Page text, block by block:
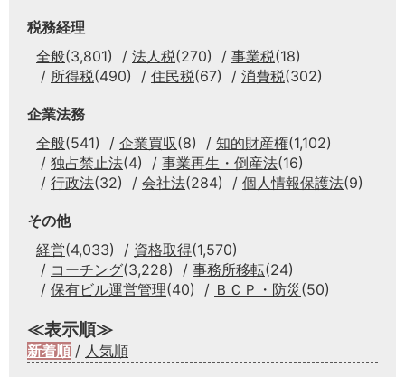
税務経理
全般(3,801) 法人税(270) 事業税(18)
所得税(490) 住民税(67) 消費税(302)
企業法務
全般(541) 企業買収(8) 知的財産権(1,102)
独占禁止法(4) 事業再生・倒産法(16)
行政法(32) 会社法(284) 個人情報保護法(9)
その他
経営(4,033) 資格取得(1,570)
コーチング(3,228) 事務所移転(24)
保有ビル運営管理(40) ＢＣＰ・防災 (50)
≪表示順≫
新着順 / 人気順